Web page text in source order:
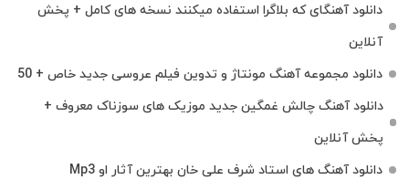
دانلود آهنگای که بلاگرا استفاده میکنند نسخه های کامل + پخش
آنلاین
دانلود مجموعه آهنگ مونتاژ و تدوین فیلم عروسی جدید خاص + 50
دانلود آهنگ چالش غمگین جدید موزیک های سوزناک معروف +
پخش آنلاین
دانلود آهنگ های استاد شرف علی خان بهترین آثار او Mp3